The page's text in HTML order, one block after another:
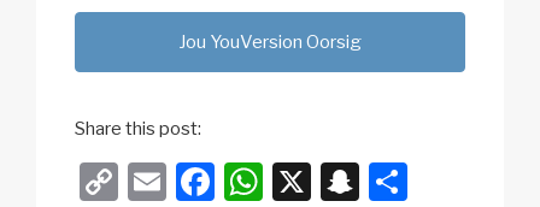
Jou YouVersion Oorsig
Share this post:
C
E
F
W X
S